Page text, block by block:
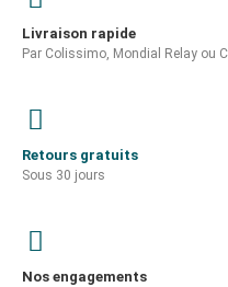
Livraison rapide
Par Colissimo, Mondial Relay ou
Retours gratuits
Sous 30 jours
Nos engagements